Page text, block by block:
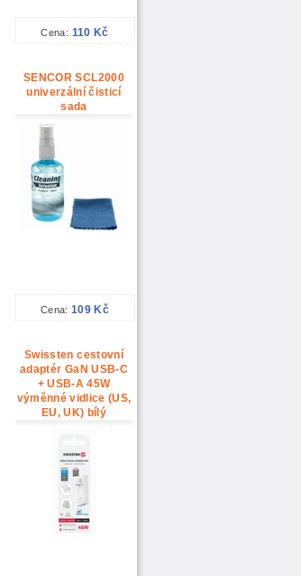
Cena: 110 Kč
SENCOR SCL2000
univerzální čisticí
sada
Cena: 109 Kč
Swissten cestovní
adaptér GaN USB-C
+ USB-A 45W
výměnné vidlice (US,
EU, UK) bílý